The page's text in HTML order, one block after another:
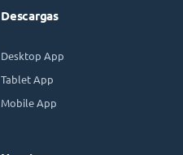
Descargas
Desktop App
Tablet App
Mobile App